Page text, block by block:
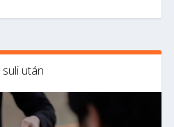
suli után